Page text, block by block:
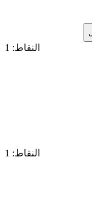
النقاط: 1
النقاط: 1